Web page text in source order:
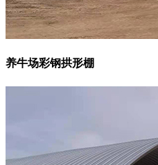
养牛场彩钢拱形棚